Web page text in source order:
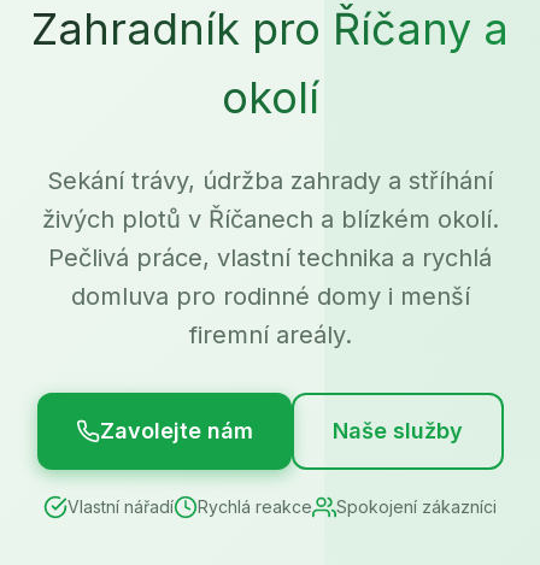
Zahradník pro Říčany a
okolí
Sekání trávy, údržba zahrady a stříhání
živých plotů v Říčanech a blízkém okolí.
Pečlivá práce, vlastní technika a rychlá
domluva pro rodinné domy i menší
firemní areály.
Zavolejte nám Naše služby
Vlastní nářadí Rychlá reakce Spokojení zákazníci